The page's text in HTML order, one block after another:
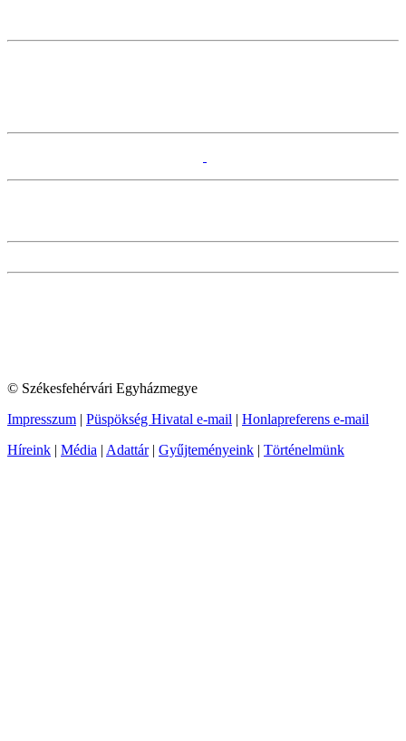
© Székesfehérvári Egyházmegye
Impresszum | Püspökség Hivatal e-mail | Honlapreferens e-mail
Híreink | Média | Adattár| Gyűjteményeink | Történelmünk